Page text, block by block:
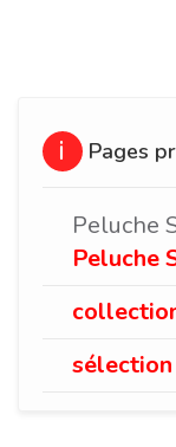
Pages
Peluche
Peluche